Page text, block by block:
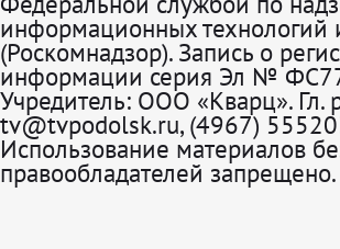
информационных
(Роскомнадзор). Запись о
информации серия Эл №
Учредитель: ООО «Кварц». Гл.
tv@tvpodolsk.ru, (4967)
Использование материалов
правообладателей